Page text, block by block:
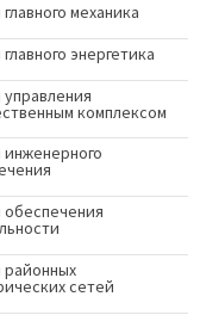
механика
энергетика
комплексом
сетей